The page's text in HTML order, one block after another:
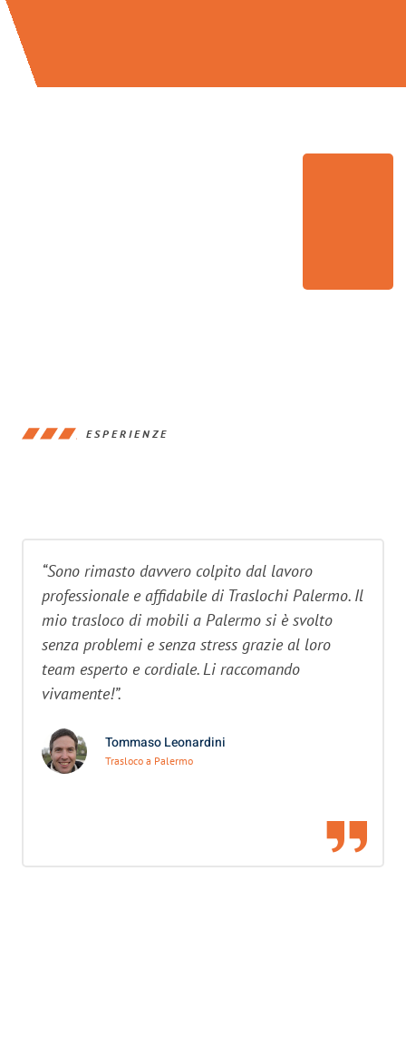
ESPERIENZE
“Sono rimasto davvero colpito dal lavoro
professionale e affidabile di Traslochi Palermo. Il
mio trasloco di mobili a Palermo si è svolto
senza problemi e senza stress grazie al loro
team esperto e cordiale. Li raccomando
vivamente!”.
Tommaso Leonardini
Trasloco a Palermo